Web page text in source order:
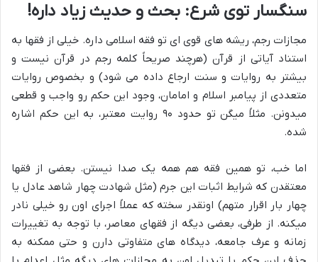
سنگسار توی شرع: بحث و حدیث زیاد داره!
مجازات رجم، ریشه های قوی ای تو فقه اسلامی داره. خیلی از فقها به
استناد آیاتی از قرآن (هرچند صریحاً کلمه رجم در قرآن نیست و
بیشتر به روایات و سنت ارجاع داده می شود) و بخصوص روایات
متعددی از پیامبر اسلام و امامان، وجود این حکم رو واجب و قطعی
میدونن. مثلاً میگن تو حدود ۹۰ روایت معتبر، به این حکم اشاره
شده.
اما خب، تو همین فقه هم همه یک صدا نیستن. بعضی از فقها
معتقدن که شرایط اثبات این جرم (مثل شهادت چهار شاهد عادل یا
چهار بار اقرار متهم) اونقدر سخته که عملاً اجرای اون رو خیلی نادر
میکنه. از طرفی، بعضی دیگه از فقهای معاصر، با توجه به تغییرات
زمانه و عرف جامعه، دیدگاه های متفاوتی دارن و حتی ممکنه به